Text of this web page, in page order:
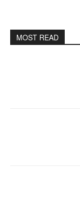
MOST READ